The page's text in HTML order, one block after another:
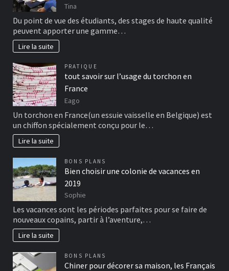
Tina
Du point de vue des étudiants, des stages de haute qualité
peuvent apporter une gamme…
Lire la suite
PRATIQUE
tout savoir sur l’usage du torchon en
France
Eago
Un torchon en France(un essuie vaisselle en Belgique) est
un chiffon spécialement conçu pour le…
Lire la suite
BONS PLANS
Bien choisir une colonie de vacances en
2019
Sophie
Les vacances sont les périodes parfaites pour se faire de
nouveaux copains, partir à l’aventure,…
Lire la suite
BONS PLANS
Chiner pour décorer sa maison, les Français